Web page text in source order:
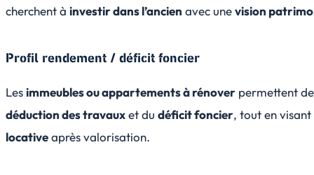
cherchent à investir dans l’ancien avec unevision
Profil rendement / déficit foncier
Lesimmeubles ou appartements à rénover permettent
déduction des travauxet du déficit foncier, tout en
locativeaprès valorisation.